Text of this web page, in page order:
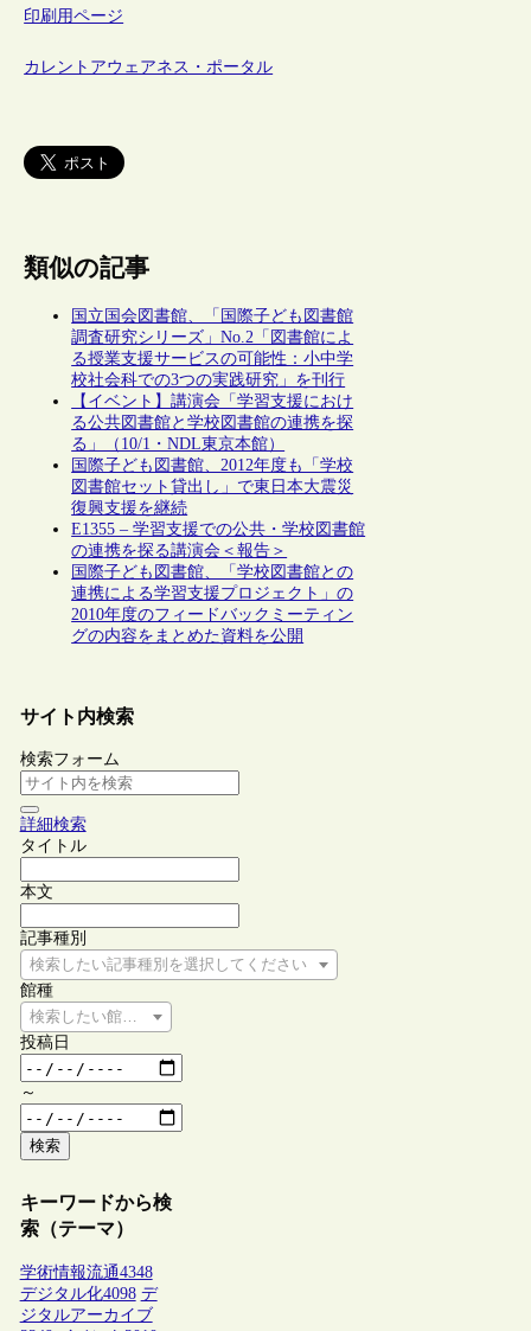
印刷用ページ
カレントアウェアネス・ポータル
類似の記事
国立国会図書館、「国際子ども図書館
調査研究シリーズ」No.2「図書館によ
る授業支援サービスの可能性：小中学
校社会科での3つの実践研究」を刊行
【イベント】講演会「学習支援におけ
る公共図書館と学校図書館の連携を探
る」（10/1・NDL東京本館）
国際子ども図書館、2012年度も「学校
図書館セット貸出し」で東日本大震災
復興支援を継続
E1355 – 学習支援での公共・学校図書館
の連携を探る講演会＜報告＞
国際子ども図書館、「学校図書館との
連携による学習支援プロジェクト」の
2010年度のフィードバックミーティン
グの内容をまとめた資料を公開
サイト内検索
検索フォーム
詳細検索
タイトル
本文
記事種別
検索したい記事種別を選択してください
館種
検索したい館種を選択してください
投稿日
～
検索
キーワードから検
索（テーマ）
学術情報流通4348
デジタル化4098 デ
ジタルアーカイブ